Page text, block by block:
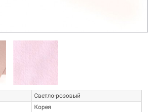
Светло-розовый
Корея